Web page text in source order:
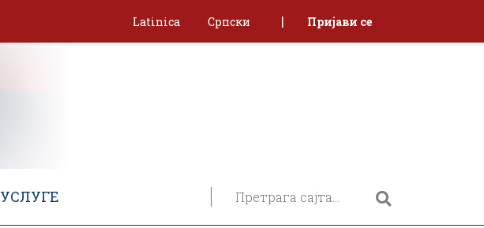
Latinica Српски | Пријави се